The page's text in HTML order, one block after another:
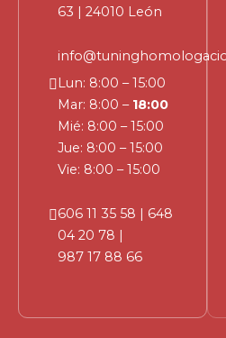
63 | 24010 León
Lun: 8:00 – 15:00
Mar: 8:00 – 18:00
Mié: 8:00 – 15:00
Jue: 8:00 – 15:00
Vie: 8:00 – 15:00
606 11 35 58 | 648
04 20 78 |
987 17 88 66